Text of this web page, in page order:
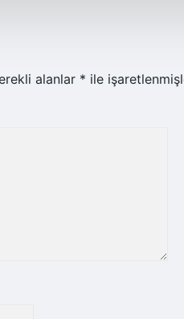
alanlar * ile